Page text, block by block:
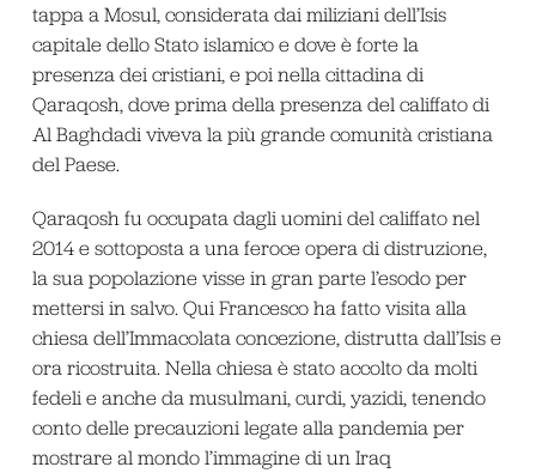
tappa a Mosul, considerata dai miliziani dell’Isis
capitale dello Stato islamico e dove è forte la
presenza dei cristiani, e poi nella cittadina di
Qaraqosh, dove prima della presenza del califfato di
Al Baghdadi viveva la più grande comunità cristiana
del Paese.
Qaraqosh fu occupata dagli uomini del califfato nel
2014 e sottoposta a una feroce opera di distruzione,
la sua popolazione visse in gran parte l’esodo per
mettersi in salvo. Qui Francesco ha fatto visita alla
chiesa dell’Immacolata concezione, distrutta dall’Isis e
ora ricostruita. Nella chiesa è stato accolto da molti
fedeli e anche da musulmani, curdi, yazidi, tenendo
conto delle precauzioni legate alla pandemia per
mostrare al mondo l’immagine di un Iraq